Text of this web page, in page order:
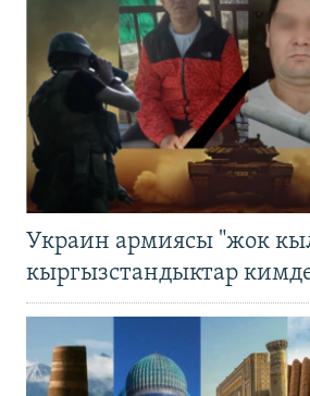
Украин армиясы "жок
кыргызстандыктар